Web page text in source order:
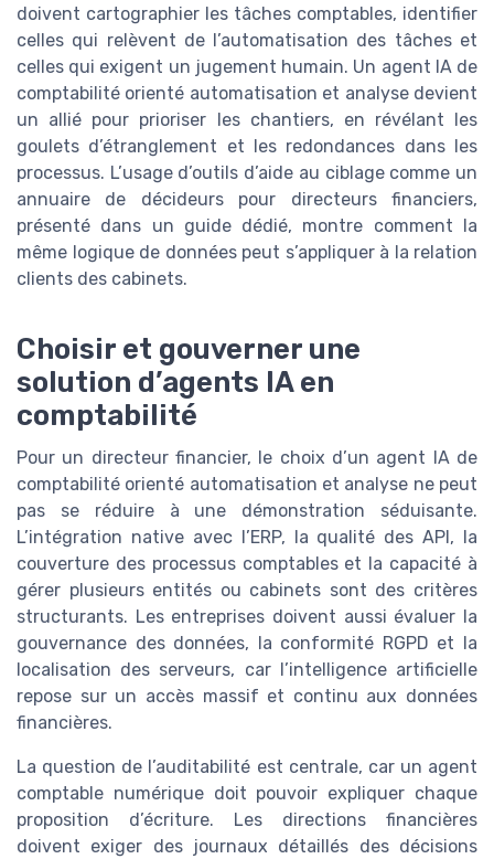
doivent cartographier les tâches comptables, identifier
celles qui relèvent de l’automatisation des tâches et
celles qui exigent un jugement humain. Un agent IA de
comptabilité orienté automatisation et analyse devient
un allié pour prioriser les chantiers, en révélant les
goulets d’étranglement et les redondances dans les
processus. L’usage d’outils d’aide au ciblage comme un
annuaire de décideurs pour directeurs financiers,
présenté dans un guide dédié, montre comment la
même logique de données peut s’appliquer à la relation
clients des cabinets.
Choisir et gouverner une
solution d’agents IA en
comptabilité
Pour un directeur financier, le choix d’un agent IA de
comptabilité orienté automatisation et analyse ne peut
pas se réduire à une démonstration séduisante.
L’intégration native avec l’ERP, la qualité des API, la
couverture des processus comptables et la capacité à
gérer plusieurs entités ou cabinets sont des critères
structurants. Les entreprises doivent aussi évaluer la
gouvernance des données, la conformité RGPD et la
localisation des serveurs, car l’intelligence artificielle
repose sur un accès massif et continu aux données
financières.
La question de l’auditabilité est centrale, car un agent
comptable numérique doit pouvoir expliquer chaque
proposition d’écriture. Les directions financières
doivent exiger des journaux détaillés des décisions